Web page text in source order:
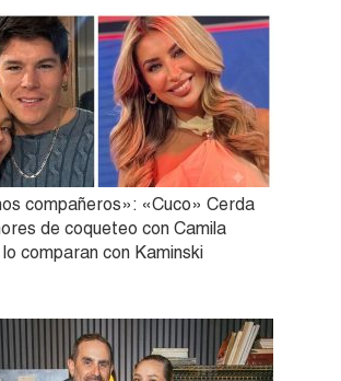
compañeros»: «Cuco» Cerda
de coqueteo con Camila
comparan con Kaminski